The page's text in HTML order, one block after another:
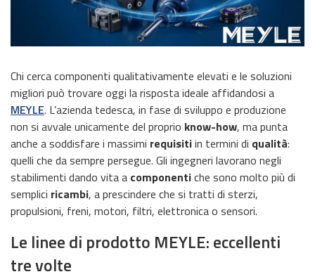
Chi cerca componenti qualitativamente elevati e le soluzioni
migliori può trovare oggi la risposta ideale affidandosi a
MEYLE. L’azienda tedesca, in fase di sviluppo e produzione
non si avvale unicamente del proprio know-how, ma punta
anche a soddisfare i massimi requisitiin termini di qualità:
quelli che da sempre persegue. Gli ingegneri lavorano negli
stabilimenti dando vita a componentiche sono molto più di
semplici ricambi, a prescindere che si tratti di sterzi,
propulsioni, freni, motori, filtri, elettronica o sensori.
Le linee di prodotto MEYLE: eccellenti
tre volte